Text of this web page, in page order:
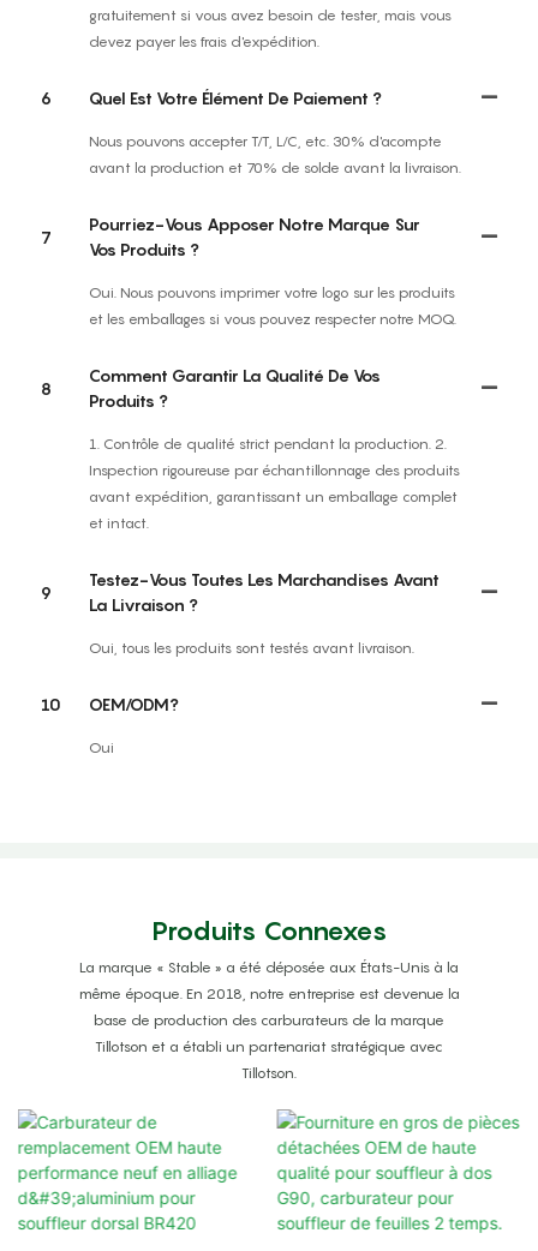
gratuitement si vous avez besoin de tester, mais vous
devez payer les frais d'expédition.
6 Quel Est Votre Élément De Paiement ?
Nous pouvons accepter T/T, L/C, etc. 30% d'acompte
avant la production et 70% de solde avant la livraison.
7
Pourriez-Vous Apposer Notre Marque Sur
Vos Produits ?
Oui. Nous pouvons imprimer votre logo sur les produits
et les emballages si vous pouvez respecter notre MOQ.
8
Comment Garantir La Qualité De Vos
Produits ?
1. Contrôle de qualité strict pendant la production. 2.
Inspection rigoureuse par échantillonnage des produits
avant expédition, garantissant un emballage complet
et intact.
9
Testez-Vous Toutes Les Marchandises Avant
La Livraison ?
Oui, tous les produits sont testés avant livraison.
10 OEM/ODM?
Oui
Produits Connexes
La marque « Stable » a été déposée aux États-Unis à la
même époque. En 2018, notre entreprise est devenue la
base de production des carburateurs de la marque
Tillotson et a établi un partenariat stratégique avec
Tillotson.